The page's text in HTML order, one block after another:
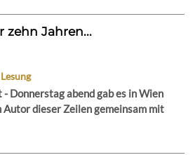
zehn Jahren...
Donnerstag abend gab es in Wien
Autor dieser Zeilen gemeinsam mit